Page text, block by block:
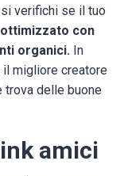
verifichi se il tuo
con
organici. In
il migliore creatore
trova delle buone
amici